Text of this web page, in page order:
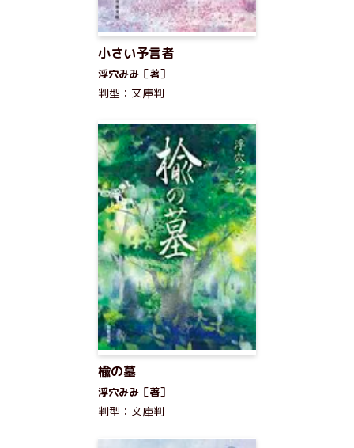
小さい予言者
浮穴みみ［著］
判型：文庫判
楡の墓
浮穴みみ［著］
判型：文庫判